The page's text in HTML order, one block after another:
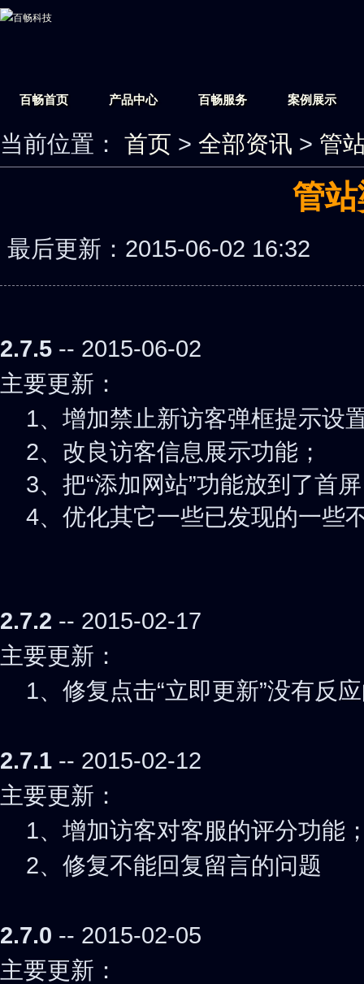
百畅首页 产品中心 百畅服务 案例展示
当前位置： 首页 > 全部资讯 > 管
管
最后更新：2015-06-02
2.7.5 -- 2015-06-02
主要更新：
1、 增加禁止新访客弹框提示设
2、改良访客信息展示功能；
3、把“添加网站”功能放到了首
4、优化其它一些已发现的一些
2.7.2 -- 2015-02-17
主要更新：
1、 修复点击“立即更新”没有反
2.7.1 -- 2015-02-12
主要更新：
1、增加访客对客服的评分功能
2、修复不能回复留言的问题
2.7.0 -- 2015-02-05
主要更新：